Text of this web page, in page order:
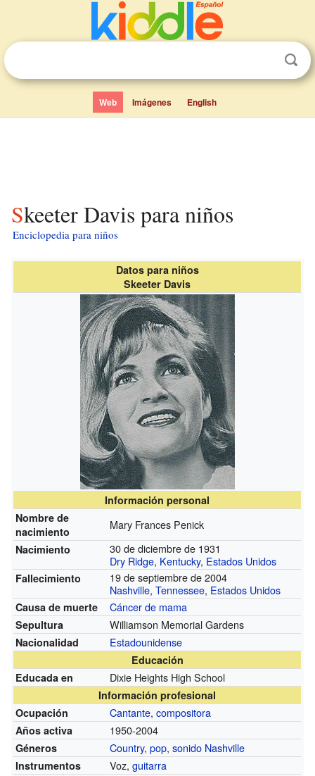
Web Imágenes English
Skeeter Davis para niños
Enciclopedia para niños
Datos para niños
Skeeter Davis
Información personal
Nombre de
nacimiento
Mary Frances Penick
Nacimiento
30 de diciembre de 1931
Dry Ridge, Kentucky, Estados Unidos
Fallecimiento
19 de septiembre de 2004
Nashville,Tennessee, Estados Unidos
Causa de muerte Cáncer de mama
Sepultura Williamson Memorial Gardens
Nacionalidad Estadounidense
Educación
Educada en
Dixie Heights High School
Información profesional
Ocupación
Cantante,compositora
Años activa 1950-2004
Géneros Country,pop,sonido Nashville
Instrumentos Voz,guitarra